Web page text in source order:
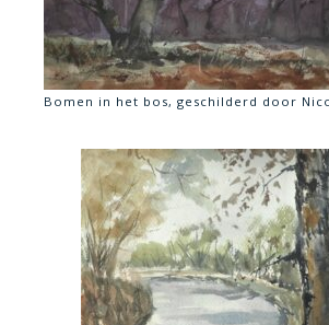
Bomen in het bos, geschilderd door